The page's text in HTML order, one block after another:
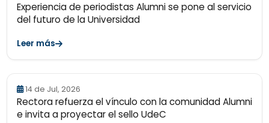
Experiencia de periodistas Alumni se pone al servicio
del futuro de la Universidad
Leer más
14 de Jul, 2026
Rectora refuerza el vínculo con la comunidad Alumni
e invita a proyectar el sello UdeC